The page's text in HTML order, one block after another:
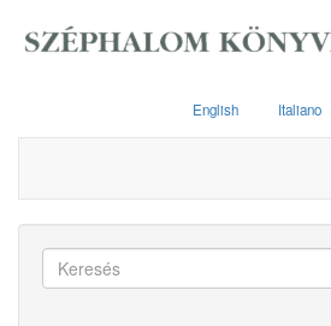
English Italiano
Keresés